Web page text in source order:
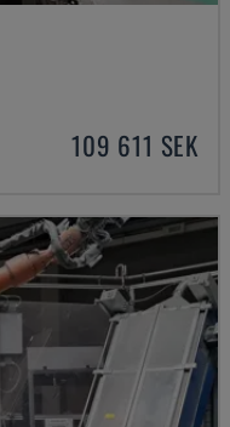
109 611 SEK